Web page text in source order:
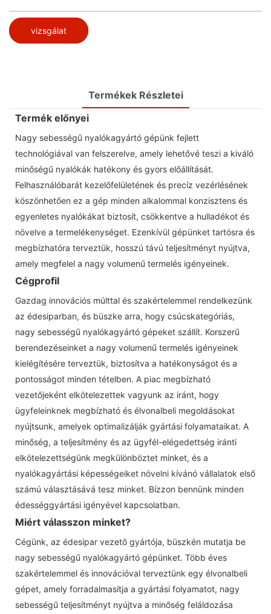
vizsgálat
Termékek Részletei
Termék előnyei
Nagy sebességű nyalókagyártó gépünk fejlett
technológiával van felszerelve, amely lehetővé teszi a kiváló
minőségű nyalókák hatékony és gyors előállítását.
Felhasználóbarát kezelőfelületének és precíz vezérlésének
köszönhetően ez a gép minden alkalommal konzisztens és
egyenletes nyalókákat biztosít, csökkentve a hulladékot és
növelve a termelékenységet. Ezenkívül gépünket tartósra és
megbízhatóra terveztük, hosszú távú teljesítményt nyújtva,
amely megfelel a nagy volumenű termelés igényeinek.
Cégprofil
Gazdag innovációs múlttal és szakértelemmel rendelkezünk
az édesiparban, és büszke arra, hogy csúcskategóriás,
nagy sebességű nyalókagyártó gépeket szállít. Korszerű
berendezéseinket a nagy volumenű termelés igényeinek
kielégítésére terveztük, biztosítva a hatékonyságot és a
pontosságot minden tételben. A piac megbízható
vezetőjeként elkötelezettek vagyunk az iránt, hogy
ügyfeleinknek megbízható és élvonalbeli megoldásokat
nyújtsunk, amelyek optimalizálják gyártási folyamataikat. A
minőség, a teljesítmény és az ügyfél-elégedettség iránti
elkötelezettségünk megkülönböztet minket, és a
nyalókagyártási képességeiket növelni kívánó vállalatok első
számú választásává tesz minket. Bízzon bennünk minden
édességgyártási igényével kapcsolatban.
Miért válasszon minket?
Cégünk, az édesipar vezető gyártója, büszkén mutatja be
nagy sebességű nyalókagyártó gépünket. Több éves
szakértelemmel és innovációval terveztünk egy élvonalbeli
gépet, amely forradalmasítja a gyártási folyamatot, nagy
sebességű teljesítményt nyújtva a minőség feláldozása